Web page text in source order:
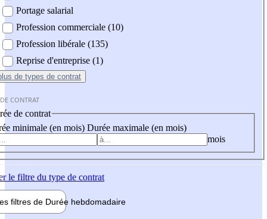
Portage salarial
Profession commerciale (10)
Profession libérale (135)
Reprise d'entreprise (1)
de types de contrat
CONTRAT
de contrat
minimale (en mois) Durée maximale (en mois)
mois
le filtre du type de contrat
filtres de Durée hebdomadaire